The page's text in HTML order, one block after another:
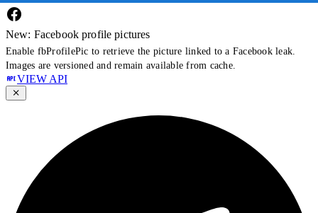
New: Facebook profile pictures
Enable fbProfilePic to retrieve the picture linked to a Facebook leak.
Images are versioned and remain available from cache.
VIEW API